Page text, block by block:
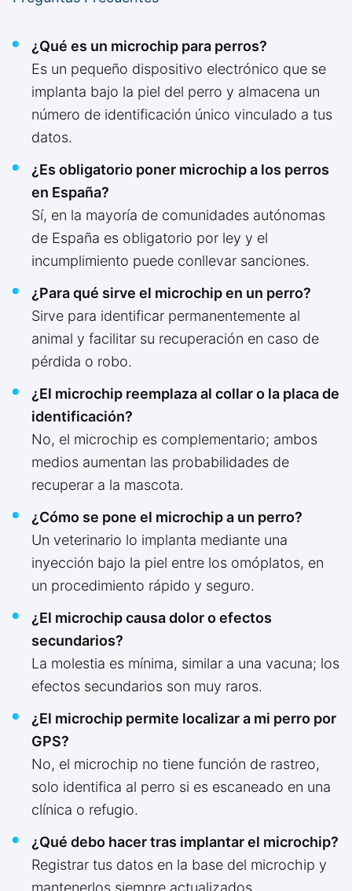
¿Qué es un microchip para perros?
Es un pequeño dispositivo electrónico que se
implanta bajo la piel del perro y almacena un
número de identificación único vinculado a tus
datos.
¿Es obligatorio poner microchip a los perros
en España?
Sí, en la mayoría de comunidades autónomas
de España es obligatorio por ley y el
incumplimiento puede conllevar sanciones.
¿Para qué sirve el microchip en un perro?
Sirve para identificar permanentemente al
animal y facilitar su recuperación en caso de
pérdida o robo.
¿El microchip reemplaza al collar o la placa de
identificación?
No, el microchip es complementario; ambos
medios aumentan las probabilidades de
recuperar a la mascota.
¿Cómo se pone el microchip a un perro?
Un veterinario lo implanta mediante una
inyección bajo la piel entre los omóplatos, en
un procedimiento rápido y seguro.
¿El microchip causa dolor o efectos
secundarios?
La molestia es mínima, similar a una vacuna; los
efectos secundarios son muy raros.
¿El microchip permite localizar a mi perro por
GPS?
No, el microchip no tiene función de rastreo,
solo identifica al perro si es escaneado en una
clínica o refugio.
¿Qué debo hacer tras implantar el microchip?
Registrar tus datos en la base del microchip y